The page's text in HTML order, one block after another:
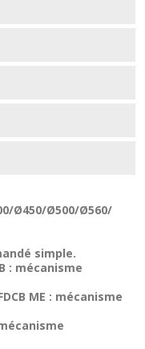
Ø450/Ø500/Ø560/
simple.
: mécanisme
ME : mécanisme